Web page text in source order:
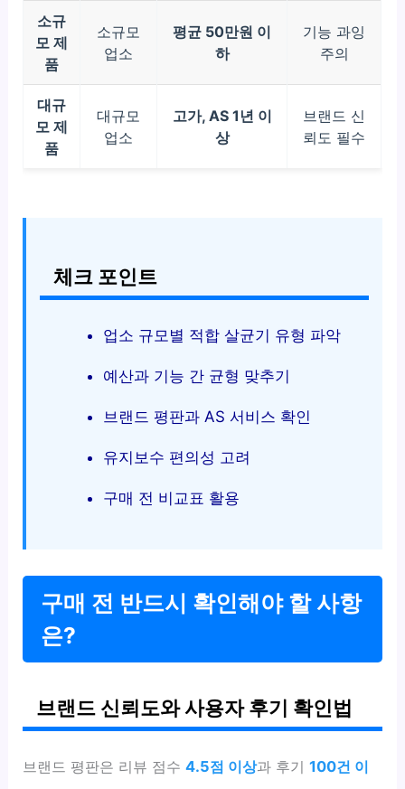
소규
모 제
품
소규모
업소
평균 50만원 이
하
기능 과잉
주의
대규
모 제
품
대규모
업소
고가, AS 1년 이
상
브랜드 신
뢰도 필수
체크 포인트
업소 규모별 적합 살균기 유형 파악
예산과 기능 간 균형 맞추기
브랜드 평판과 AS 서비스 확인
유지보수 편의성 고려
구매 전 비교표 활용
구매 전 반드시 확인해야 할 사항
은?
브랜드 신뢰도와 사용자 후기 확인법
브랜드 평판은 리뷰 점수4.5점 이상과 후기100건 이